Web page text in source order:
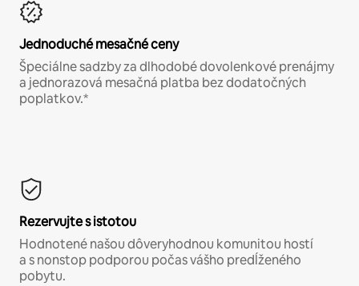
Jednoduché mesačné ceny
Špeciálne sadzby za dlhodobé dovolenkové prenájmy
a jednorazová mesačná platba bez dodatočných
poplatkov.*
Rezervujte s istotou
Hodnotené našou dôveryhodnou komunitou hostí
a s nonstop podporou počas vášho predĺženého
pobytu.